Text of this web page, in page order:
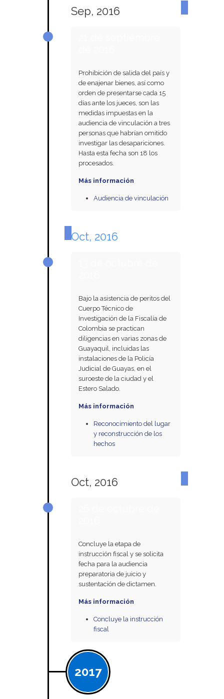
Sep, 2016
Prohibición de salida del país y
de enajenar bienes, así como
orden de presentarse cada 15
días ante los jueces, son las
medidas impuestas en la
audiencia de vinculación a tres
personas que habrían omitido
investigar las desapariciones.
Hasta esta fecha son 18 los
procesados.
Más información
Audiencia de vinculación
Oct, 2016
Bajo la asistencia de peritos del
Cuerpo Técnico de
Investigación de la Fiscalía de
Colombia se practican
diligencias en varias zonas de
Guayaquil, incluidas las
instalaciones de la Policía
Judicial de Guayas, en el
suroeste de la ciudad y el
Estero Salado.
Más información
Reconocimiento del lugar
y reconstrucción de los
hechos
Oct, 2016
Concluye la etapa de
instrucción fiscal y se solicita
fecha para la audiencia
preparatoria de juicio y
sustentación de dictamen.
Más información
Concluye la instrucción
fiscal
2017